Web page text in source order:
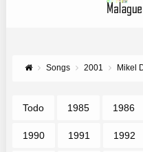
Songs 2001 Mikel
Todo 1985 1986
1990 1991 1992